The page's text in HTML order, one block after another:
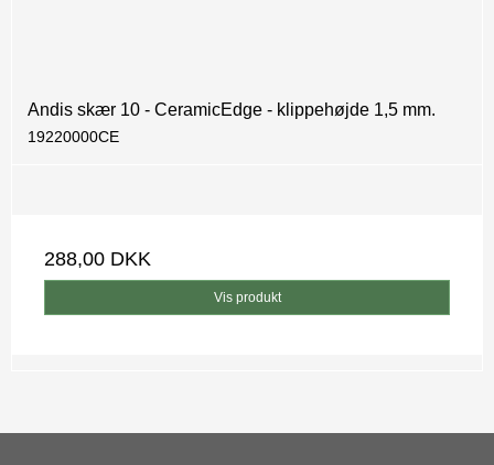
Andis skær 10 - CeramicEdge - klippehøjde 1,5 mm.
19220000CE
288,00 DKK
Vis produkt